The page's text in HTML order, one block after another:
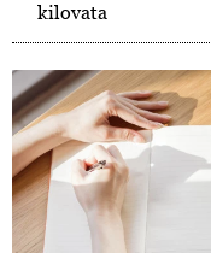
kilovata